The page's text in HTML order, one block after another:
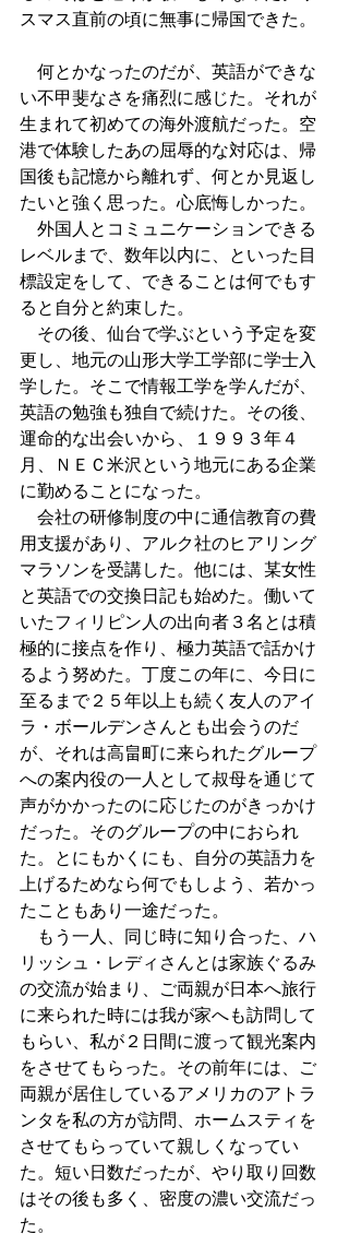
スマス直前の頃に無事に帰国できた。
何とかなったのだが、英語ができな
い不甲斐なさを痛烈に感じた。それが
生まれて初めての海外渡航だった。空
港で体験したあの屈辱的な対応は、帰
国後も記憶から離れず、何とか見返し
たいと強く思った。心底悔しかった。
外国人とコミュニケーションできる
レベルまで、数年以内に、といった目
標設定をして、できることは何でもす
ると自分と約束した。
その後、仙台で学ぶという予定を変
更し、地元の山形大学工学部に学士入
学した。そこで情報工学を学んだが、
英語の勉強も独自で続けた。その後、
運命的な出会いから、１９９３年４
月、ＮＥＣ米沢という地元にある企業
に勤めることになった。
会社の研修制度の中に通信教育の費
用支援があり、アルク社のヒアリング
マラソンを受講した。他には、某女性
と英語での交換日記も始めた。働いて
いたフィリピン人の出向者３名とは積
極的に接点を作り、極力英語で話かけ
るよう努めた。丁度この年に、今日に
至るまで２５年以上も続く友人のアイ
ラ・ボールデンさんとも出会うのだ
が、それは高畠町に来られたグループ
への案内役の一人として叔母を通じて
声がかかったのに応じたのがきっかけ
だった。そのグループの中におられ
た。とにもかくにも、自分の英語力を
上げるためなら何でもしよう、若かっ
たこともあり一途だった。
もう一人、同じ時に知り合った、ハ
リッシュ・レディさんとは家族ぐるみ
の交流が始まり、ご両親が日本へ旅行
に来られた時には我が家へも訪問して
もらい、私が２日間に渡って観光案内
をさせてもらった。その前年には、ご
両親が居住しているアメリカのアトラ
ンタを私の方が訪問、ホームスティを
させてもらっていて親しくなってい
た。短い日数だったが、やり取り回数
はその後も多く、密度の濃い交流だっ
た。